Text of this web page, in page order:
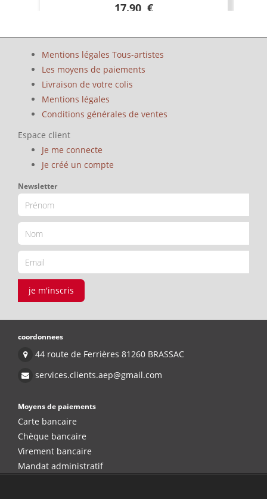
17.90 €
Mentions légales Tous-artistes
Les moyens de paiements
Livraison de votre colis
Mentions légales
Conditions générales de ventes
Espace client
Je me connecte
Je créé un compte
Newsletter
je m'inscris
coordonnees
44 route de Ferrières 81260 BRASSAC
services.clients.aep@gmail.com
Moyens de paiements
Carte bancaire
Chèque bancaire
Virement bancaire
Mandat administratif